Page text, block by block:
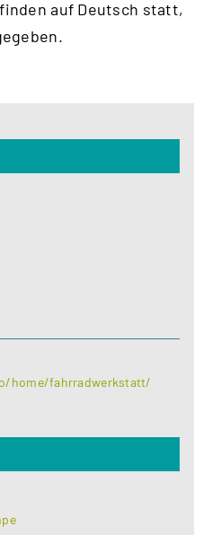
auf Deutsch statt,
home/fahrradwerkstatt/